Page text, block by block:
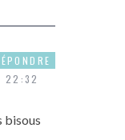
22:32
bisous